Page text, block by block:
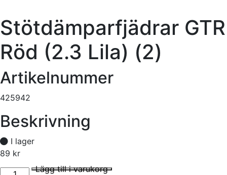
Stötdämparfjädrar GTR
Röd (2.3 Lila) (2)
Artikelnummer
425942
Beskrivning
I lager
89 kr
I lager
Stötdämparfjädrar GTR Röd (2.3 Lila) (2) mängd Lägg till i varukorg